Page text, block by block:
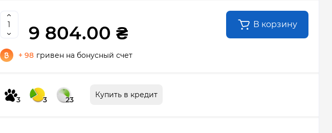
9 804.00 ₴ В корзину
+ 98 гривен на бонусный счет
3 3 23
Купить в кредит